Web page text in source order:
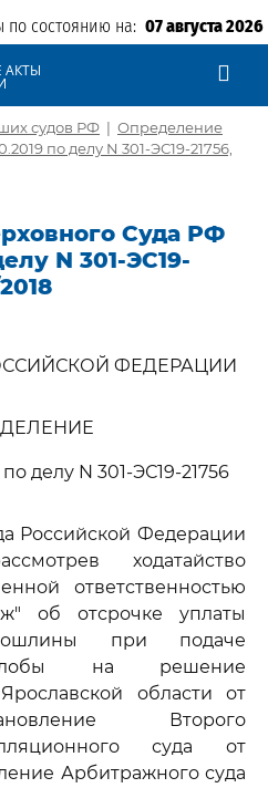
по состоянию на: 07 августа 2026
АКТЫ
судов РФ | Определение
по делу N 301-ЭС19-21756,
Суда РФ
N 301-ЭС19-
ФЕДЕРАЦИИ
делу N 301-ЭС19-21756
Российской Федерации
ходатайство
ответственностью
об отсрочке уплаты
пошлины при подаче
на решение
области от
Второго
суда от
Арбитражного суда